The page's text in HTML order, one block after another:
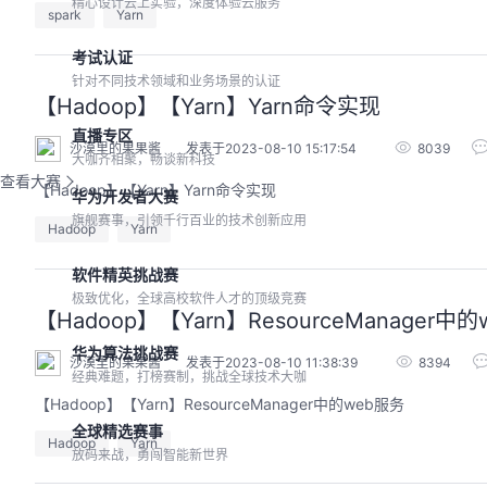
考试认证
针对不同技术领域和业务场景的认证
直播专区
大咖齐相聚，畅谈新科技
查看大赛
华为开发者大赛
旗舰赛事，引领千行百业的技术创新应用
软件精英挑战赛
极致优化，全球高校软件人才的顶级竞赛
华为算法挑战赛
经典难题，打榜赛制，挑战全球技术大咖
全球精选赛事
放码来战，勇闯智能新世界
spark Yarn
【Hadoop】【Yarn】Yarn命令实现
沙漠里的果果酱 发表于2023-08-10 15:17:54 8039
【Hadoop】【Yarn】Yarn命令实现
Hadoop Yarn
【Hadoop】【Yarn】ResourceManager中的
沙漠里的果果酱 发表于2023-08-10 11:38:39 8394
【Hadoop】【Yarn】ResourceManager中的web服务
Hadoop Yarn